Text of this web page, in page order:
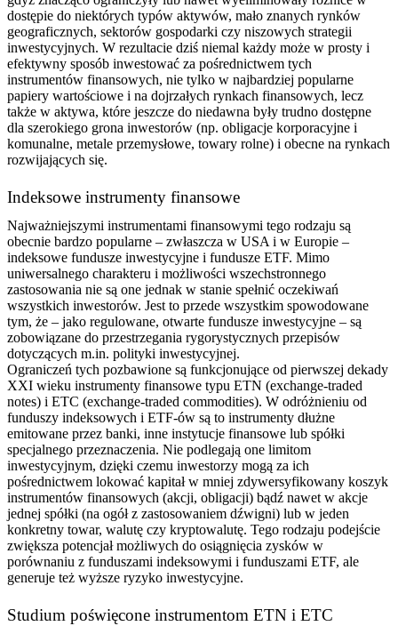
dostępie do niektórych typów aktywów, mało znanych rynków
geograficznych, sektorów gospodarki czy niszowych strategii
inwestycyjnych. W rezultacie dziś niemal każdy może w prosty i
efektywny sposób inwestować za pośrednictwem tych
instrumentów finansowych, nie tylko w najbardziej popularne
papiery wartościowe i na dojrzałych rynkach finansowych, lecz
także w aktywa, które jeszcze do niedawna były trudno dostępne
dla szerokiego grona inwestorów (np. obligacje korporacyjne i
komunalne, metale przemysłowe, towary rolne) i obecne na rynkach
rozwijających się.
Indeksowe instrumenty finansowe
Najważniejszymi instrumentami finansowymi tego rodzaju są
obecnie bardzo popularne – zwłaszcza w USA i w Europie –
indeksowe fundusze inwestycyjne i fundusze ETF. Mimo
uniwersalnego charakteru i możliwości wszechstronnego
zastosowania nie są one jednak w stanie spełnić oczekiwań
wszystkich inwestorów. Jest to przede wszystkim spowodowane
tym, że – jako regulowane, otwarte fundusze inwestycyjne – są
zobowiązane do przestrzegania rygorystycznych przepisów
dotyczących m.in. polityki inwestycyjnej.
Ograniczeń tych pozbawione są funkcjonujące od pierwszej dekady
XXI wieku instrumenty finansowe typu ETN (exchange-traded
notes) i ETC (exchange-traded commodities). W odróżnieniu od
funduszy indeksowych i ETF-ów są to instrumenty dłużne
emitowane przez banki, inne instytucje finansowe lub spółki
specjalnego przeznaczenia. Nie podlegają one limitom
inwestycyjnym, dzięki czemu inwestorzy mogą za ich
pośrednictwem lokować kapitał w mniej zdywersyfikowany koszyk
instrumentów finansowych (akcji, obligacji) bądź nawet w akcje
jednej spółki (na ogół z zastosowaniem dźwigni) lub w jeden
konkretny towar, walutę czy kryptowalutę. Tego rodzaju podejście
zwiększa potencjał możliwych do osiągnięcia zysków w
porównaniu z funduszami indeksowymi i funduszami ETF, ale
generuje też wyższe ryzyko inwestycyjne.
Studium poświęcone instrumentom ETN i ETC